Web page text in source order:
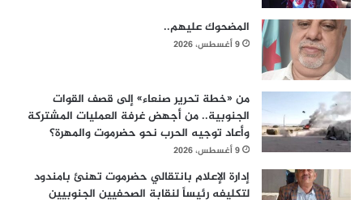
المضحوك عليهم..
9 أغسطس، 2026
من «خطة تحرير صنعاء» إلى قصف القوات
الجنوبية.. من أجهض غرفة العمليات المشتركة
وأعاد توجيه الحرب نحو حضرموت والمهرة؟
9 أغسطس، 2026
إدارة الإعلام بانتقالي حضرموت تهنئ بامندود
لتكليفه رئيساً لنقابة الصحفيين الجنوبيين